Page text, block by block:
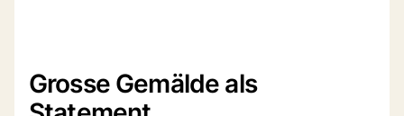
Grosse Gemälde als